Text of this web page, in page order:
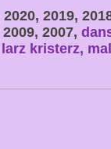
2020, 2019,
2009, 2007,
larz kristerz,